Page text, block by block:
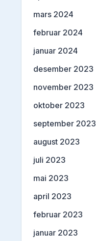
mars 2024
februar 2024
januar 2024
desember 2023
november 2023
oktober 2023
september 2023
august 2023
juli 2023
mai 2023
april 2023
februar 2023
januar 2023